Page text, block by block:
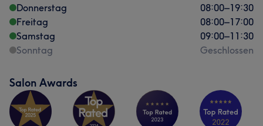
Donnerstag
08:00–19:30
Freitag
08:00–17:00
Samstag
09:00–11:30
Sonntag
Geschlossen
Salon Awards